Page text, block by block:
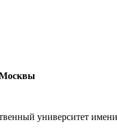
Москвы
университет